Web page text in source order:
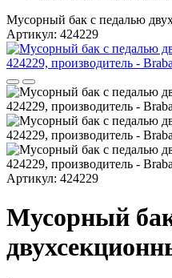
Мусорный бак с педалью
Артикул: 424229
Артикул: 424229
Мусорный